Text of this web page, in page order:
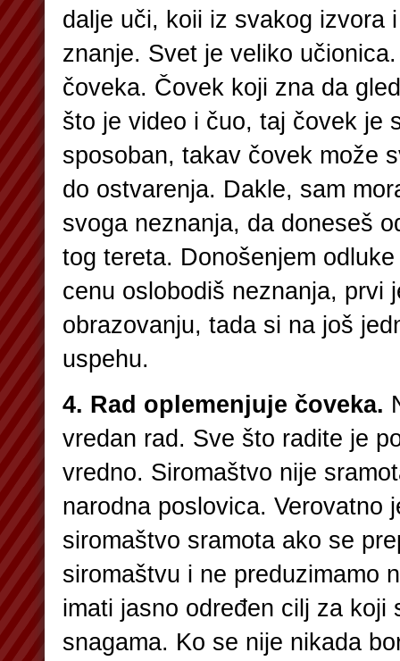
dalje uči, koii iz svakog izvora
znanje. Svet je veliko
čoveka. Čovek koji zna da
što je video i čuo, taj čovek je
sposoban, takav čovek može
do ostvarenja. Dakle, sam
svoga neznanja, da doneseš
tog tereta. Donošenjem
cenu oslobodiš neznanja, prvi
obrazovanju, tada si na još
uspehu.
4. Rad oplemenjuje čoveka.
vredan rad. Sve što radite je
vredno. Siromaštvo nije
narodna poslovica. Verovatno
siromaštvo sramota ako se
siromaštvu i ne preduzimamo
imati jasno određen cilj za koji
snagama. Ko se nije nikada